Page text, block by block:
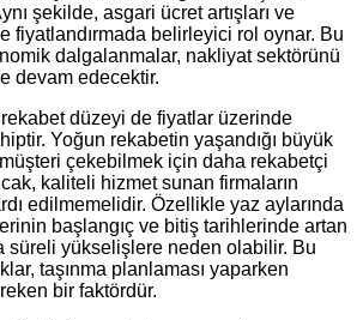
şekilde, asgari ücret artışları ve
fiyatlandırmada belirleyici rol oynar. Bu
dalgalanmalar, nakliyat sektörünü
devam edecektir.
düzeyi de fiyatlar üzerinde
Yoğun rekabetin yaşandığı büyük
çekebilmek için daha rekabetçi
kaliteli hizmet sunan firmaların
edilmemelidir. Özellikle yaz aylarında
başlangıç ve bitiş tarihlerinde artan
süreli yükselişlere neden olabilir. Bu
taşınma planlaması yaparken
bir faktördür.